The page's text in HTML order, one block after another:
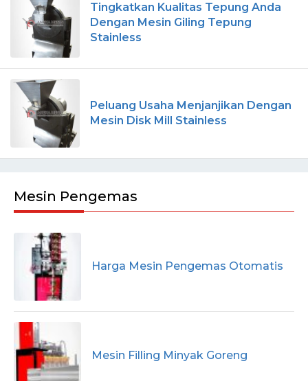
Tingkatkan Kualitas Tepung Anda
Dengan Mesin Giling Tepung
Stainless
Peluang Usaha Menjanjikan Dengan
Mesin Disk Mill Stainless
Mesin Pengemas
Harga Mesin Pengemas Otomatis
Mesin Filling Minyak Goreng